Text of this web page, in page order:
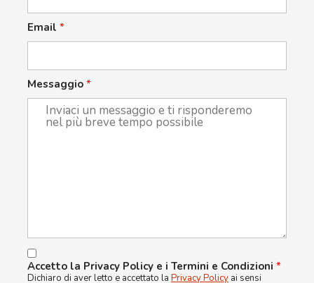
Email *
Messaggio *
Accetto la Privacy Policy e i Termini e Condizioni *
Dichiaro di aver letto e accettato la Privacy Policy ai sensi